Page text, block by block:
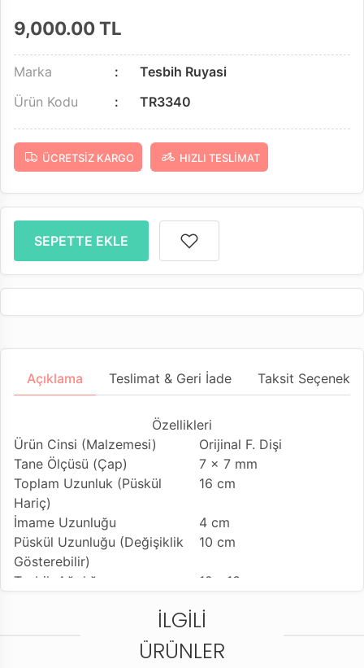
9,000.00TL
Marka
Tesbih Ruyasi
Ürün Kodu
TR3340
ÜCRETSIZ KARGO HIZLI TESLIMAT
SEPETTE EKLE
Açıklama Teslimat & Geri İade Taksit
Özellikleri
Ürün Cinsi (Malzemesi)
Orijinal F. Dişi
Tane Ölçüsü (Çap)
7 x 7 mm
Toplam Uzunluk (Püskül
Hariç)
16 cm
İmame Uzunluğu
4 cm
Püskül Uzunluğu (Değişiklik
Gösterebilir)
10 cm
Tesbih Ağırlığı
12 - 13 gr
Tesbih'e Yapılan İşçilik
Mine İşleme
İLGILI
ÜRÜNLER